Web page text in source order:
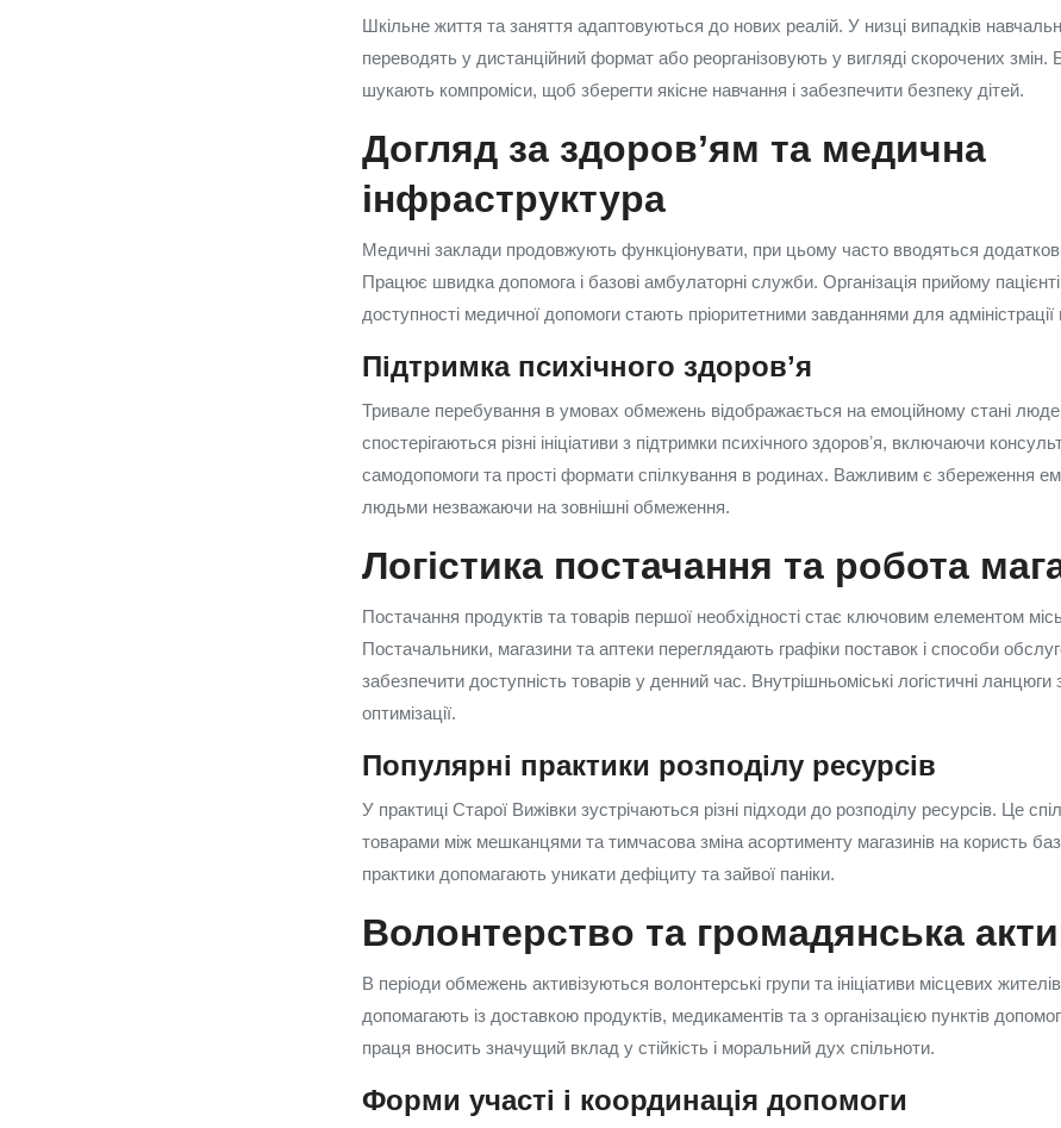
Шкільне життя та заняття адаптовуються до нових реалій. У низці випадків
переводять у дистанційний формат або реорганізовують у вигляді скорочених змін.
шукають компроміси, щоб зберегти якісне навчання і забезпечити безпеку дітей.
Догляд за здоровʼям та медична
інфраструктура
Медичні заклади продовжують функціонувати, при цьому часто вводяться
Працює швидка допомога і базові амбулаторні служби. Організація прийому
доступності медичної допомоги стають пріоритетними завданнями для адміністрації
Підтримка психічного здоровʼя
Тривале перебування в умовах обмежень відображається на емоційному стані
спостерігаються різні ініціативи з підтримки психічного здоровʼя, включаючи
самодопомоги та прості формати спілкування в родинах. Важливим є збереження
людьми незважаючи на зовнішні обмеження.
Логістика постачання та робота
Постачання продуктів та товарів першої необхідності стає ключовим елементом
Постачальники, магазини та аптеки переглядають графіки поставок і способи
забезпечити доступність товарів у денний час. Внутрішньоміські логістичні ланцюги
оптимізації.
Популярні практики розподілу ресурсів
У практиці Старої Вижівки зустрічаються різні підходи до розподілу ресурсів. Це
товарами між мешканцями та тимчасова зміна асортименту магазинів на користь
практики допомагають уникати дефіциту та зайвої паніки.
Волонтерство та громадянська
В періоди обмежень активізуються волонтерські групи та ініціативи місцевих
допомагають із доставкою продуктів, медикаментів та з організацією пунктів
праця вносить значущий вклад у стійкість і моральний дух спільноти.
Форми участі і координація допомоги